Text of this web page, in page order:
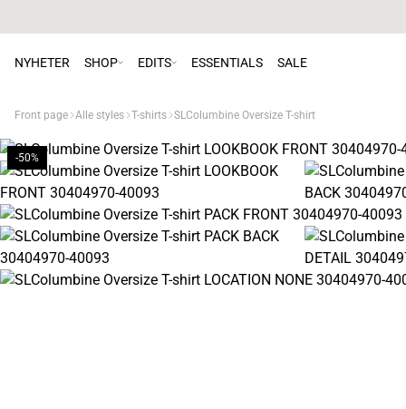
NYHETER SHOP EDITS ESSENTIALS SALE
Front page Alle styles T-shirts SLColumbine Oversize T-shirt
-50%